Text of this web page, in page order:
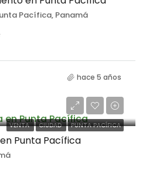
Pacífica, Panamá
hace 5 años
VENTA CIUDAD PUNTA PACÍFICA
Punta Pacífica